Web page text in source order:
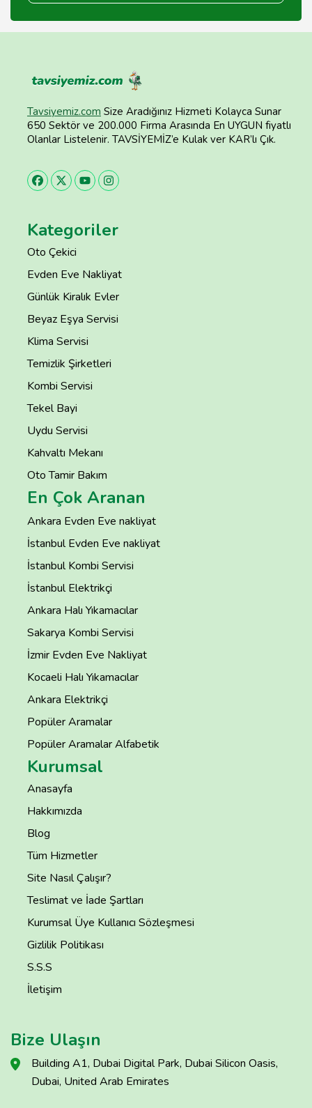
Tavsiyemiz.com Size Aradığınız Hizmeti Kolayca Sunar
650 Sektör ve 200.000 Firma Arasında En UYGUN fiyatlı
Olanlar Listelenir. TAVSİYEMİZ’e Kulak ver KAR’lı Çık.
Kategoriler
Oto Çekici
Evden Eve Nakliyat
Günlük Kiralık Evler
Beyaz Eşya Servisi
Klima Servisi
Temizlik Şirketleri
Kombi Servisi
Tekel Bayi
Uydu Servisi
Kahvaltı Mekanı
Oto Tamir Bakım
En Çok Aranan
Ankara Evden Eve nakliyat
İstanbul Evden Eve nakliyat
İstanbul Kombi Servisi
İstanbul Elektrikçi
Ankara Halı Yıkamacılar
Sakarya Kombi Servisi
İzmir Evden Eve Nakliyat
Kocaeli Halı Yıkamacılar
Ankara Elektrikçi
Popüler Aramalar
Popüler Aramalar Alfabetik
Kurumsal
Anasayfa
Hakkımızda
Blog
Tüm Hizmetler
Site Nasıl Çalışır?
Teslimat ve İade Şartları
Kurumsal Üye Kullanıcı Sözleşmesi
Gizlilik Politikası
S.S.S
İletişim
Bize Ulaşın
Building A1, Dubai Digital Park, Dubai Silicon Oasis,
Dubai, United Arab Emirates